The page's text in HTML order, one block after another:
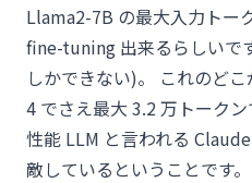
Llama2-7B の最大入力トー
fine-tuning 出来るらしいで
しかできない)。 これのど
4 でさえ最大 3.2 万トーク
性能 LLM と言われる
敵しているということです